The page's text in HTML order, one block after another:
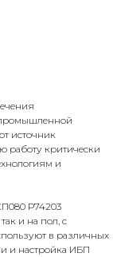
источник
работу критически
и
Р74203
и на пол, с
в различных
и настройка ИБП